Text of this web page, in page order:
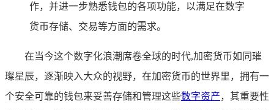
作，并进一步熟悉钱包的各项功能，以满足在数字
货币存储、交易等方面的需求。
在当今这个数字化浪潮席卷全球的时代,加密货币如同璀
璨星辰，逐渐映入大众的视野，在加密货币的世界里，拥有一
个安全可靠的钱包来妥善存储和管理这些数字资产，其重要性